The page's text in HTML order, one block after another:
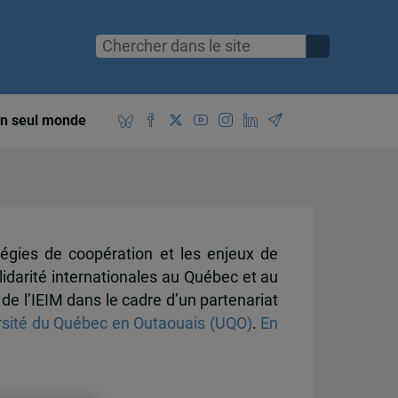
seul monde
de coopération et les enjeux de
internationales au Québec et au
l’IEIM dans le cadre d’un partenariat
du Québec en Outaouais (UQO). En